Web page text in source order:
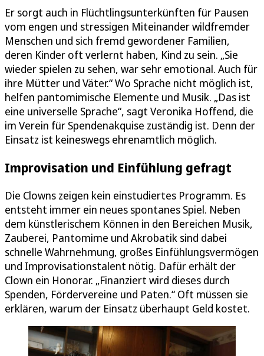
Er sorgt auch in Flüchtlingsunterkünften für Pausen
vom engen und stressigen Miteinander wildfremder
Menschen und sich fremd gewordener Familien,
deren Kinder oft verlernt haben, Kind zu sein. „Sie
wieder spielen zu sehen, war sehr emotional. Auch für
ihre Mütter und Väter.“ Wo Sprache nicht möglich ist,
helfen pantomimische Elemente und Musik. „Das ist
eine universelle Sprache“, sagt Veronika Hoffend, die
im Verein für Spendenakquise zuständig ist. Denn der
Einsatz ist keineswegs ehrenamtlich möglich.
Improvisation und Einfühlung gefragt
Die Clowns zeigen kein einstudiertes Programm. Es
entsteht immer ein neues spontanes Spiel. Neben
dem künstlerischem Können in den Bereichen Musik,
Zauberei, Pantomime und Akrobatik sind dabei
schnelle Wahrnehmung, großes Einfühlungsvermögen
und Improvisationstalent nötig. Dafür erhält der
Clown ein Honorar. „Finanziert wird dieses durch
Spenden, Fördervereine und Paten.“ Oft müssen sie
erklären, warum der Einsatz überhaupt Geld kostet.